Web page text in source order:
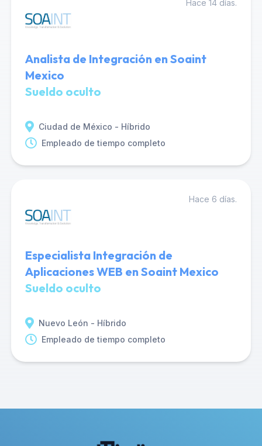
Hace 14 días.
Analista de Integración en Soaint
Mexico
Sueldo oculto
Ciudad de México - Híbrido
Empleado de tiempo completo
Hace 6 días.
Especialista Integración de
Aplicaciones WEB en Soaint Mexico
Sueldo oculto
Nuevo León - Híbrido
Empleado de tiempo completo